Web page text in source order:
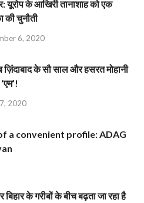
यूरोप के आखिरी तानाशाह को एक
की चुनौती
6, 2020
ज़िंदाबाद के सौ साल और हसरत मोहानी
2020
a convenient profile: ADAG
बिहार के गरीबों के बीच बढ़ता जा रहा है